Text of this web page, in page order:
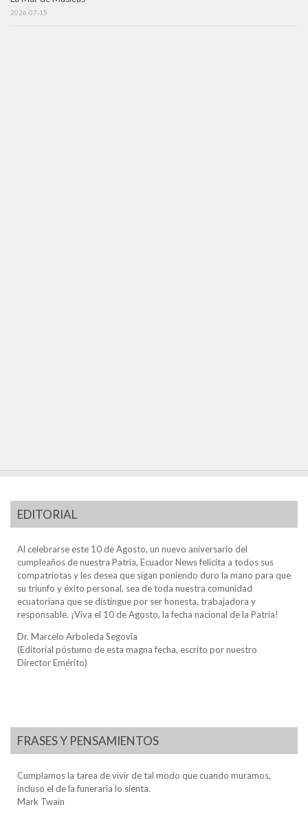
2026-07-15
EDITORIAL
Al celebrarse este 10 de Agosto, un nuevo aniversario del
cumpleaños de nuestra Patria, Ecuador News felicita a todos sus
compatriotas y les desea que sigan poniendo duro la mano para que
su triunfo y éxito personal, sea de toda nuestra comunidad
ecuatoriana que se distingue por ser honesta, trabajadora y
responsable. ¡Viva el 10 de Agosto, la fecha nacional de la Patria!
Dr. Marcelo Arboleda Segovia
(Editorial póstumo de esta magna fecha, escrito por nuestro
Director Emérito)
FRASES Y PENSAMIENTOS
Cumplamos la tarea de vivir de tal modo que cuando muramos,
incluso el de la funeraria lo sienta.
Mark Twain